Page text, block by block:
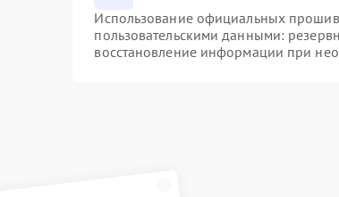
Использование официальных
пользовательскими данными:
восстановление информации при